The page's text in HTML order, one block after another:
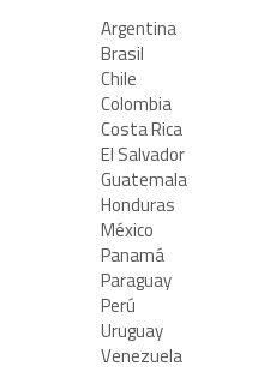
Argentina
Brasil
Chile
Colombia
Costa Rica
El Salvador
Guatemala
Honduras
México
Panamá
Paraguay
Perú
Uruguay
Venezuela